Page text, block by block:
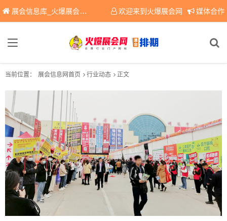
展会信息库_火爆展会网免费展会信息查询平台，提供专业会展服务！ 欢迎来到火爆展会网 媒体合作
当前位置： 展会信息网首页 行业动态 正文